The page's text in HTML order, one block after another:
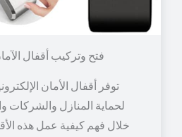
توفر أقفال الأمان
لحماية المنازل والشركات
خلال فهم كيفية عمل هذه